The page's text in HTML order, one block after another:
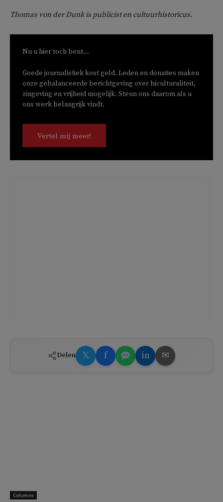
Thomas von der Dunk is publicist en cultuurhistoricus.
Nu u hier toch bent...
Goede journalistiek kost geld. Leden en donaties maken
onze gebalanceerde berichtgeving over biculturaliteit,
zingeving en vrijheid mogelijk. Steun ons daarom als u
ons werk belangrijk vindt.
Vertel mij meer!
Delen 𝕏 f in ✉
Columns